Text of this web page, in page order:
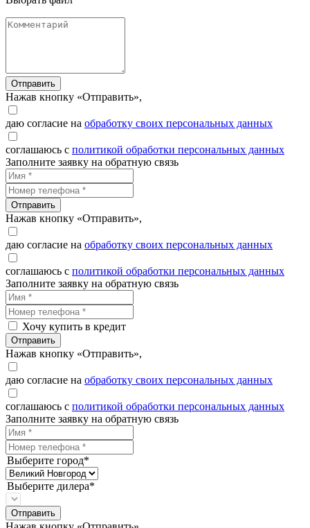
Отправить
Нажав кнопку «Отправить»,
даю согласие на обработку своих персональных данных
соглашаюсь с политикой обработки персональных данных
Заполните заявку на обратную связь
Отправить
Нажав кнопку «Отправить»,
даю согласие на обработку своих персональных данных
соглашаюсь с политикой обработки персональных данных
Заполните заявку на обратную связь
Хочу купить в кредит
Отправить
Нажав кнопку «Отправить»,
даю согласие на обработку своих персональных данных
соглашаюсь с политикой обработки персональных данных
Заполните заявку на обратную связь
Выберите город*
Выберите дилера*
Отправить